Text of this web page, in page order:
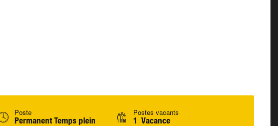
Poste
Permanent Temps plein
Postes vacants
1 Vacance